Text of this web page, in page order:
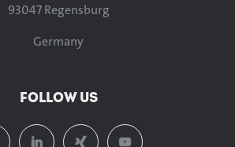
93047 Regensburg
Germany
FOLLOW US